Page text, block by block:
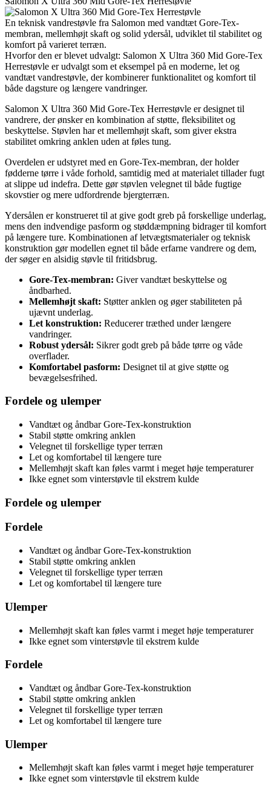
En teknisk vandrestøvle fra Salomon med vandtæt Gore-Tex-
membran, mellemhøjt skaft og solid ydersål, udviklet til stabilitet og
komfort på varieret terræn.
Hvorfor den er blevet udvalgt: Salomon X Ultra 360 Mid Gore-Tex
Herrestøvle er udvalgt som et eksempel på en moderne, let og
vandtæt vandrestøvle, der kombinerer funktionalitet og komfort til
både dagsture og længere vandringer.
Salomon X Ultra 360 Mid Gore-Tex Herrestøvle er designet til
vandrere, der ønsker en kombination af støtte, fleksibilitet og
beskyttelse. Støvlen har et mellemhøjt skaft, som giver ekstra
stabilitet omkring anklen uden at føles tung.
Overdelen er udstyret med en Gore-Tex-membran, der holder
fødderne tørre i våde forhold, samtidig med at materialet tillader fugt
at slippe ud indefra. Dette gør støvlen velegnet til både fugtige
skovstier og mere udfordrende bjergterræn.
Ydersålen er konstrueret til at give godt greb på forskellige underlag,
mens den indvendige pasform og støddæmpning bidrager til komfort
på længere ture. Kombinationen af letvægtsmaterialer og teknisk
konstruktion gør modellen egnet til både erfarne vandrere og dem,
der søger en alsidig støvle til fritidsbrug.
Gore-Tex-membran: Giver vandtæt beskyttelse og
åndbarhed.
Mellemhøjt skaft: Støtter anklen og øger stabiliteten på
ujævnt underlag.
Let konstruktion: Reducerer træthed under længere
vandringer.
Robust ydersål: Sikrer godt greb på både tørre og våde
overflader.
Komfortabel pasform: Designet til at give støtte og
bevægelsesfrihed.
Fordele og ulemper
Vandtæt og åndbar Gore-Tex-konstruktion
Stabil støtte omkring anklen
Velegnet til forskellige typer terræn
Let og komfortabel til længere ture
Mellemhøjt skaft kan føles varmt i meget høje temperaturer
Ikke egnet som vinterstøvle til ekstrem kulde
Fordele og ulemper
Fordele
Vandtæt og åndbar Gore-Tex-konstruktion
Stabil støtte omkring anklen
Velegnet til forskellige typer terræn
Let og komfortabel til længere ture
Ulemper
Mellemhøjt skaft kan føles varmt i meget høje temperaturer
Ikke egnet som vinterstøvle til ekstrem kulde
Fordele
Vandtæt og åndbar Gore-Tex-konstruktion
Stabil støtte omkring anklen
Velegnet til forskellige typer terræn
Let og komfortabel til længere ture
Ulemper
Mellemhøjt skaft kan føles varmt i meget høje temperaturer
Ikke egnet som vinterstøvle til ekstrem kulde